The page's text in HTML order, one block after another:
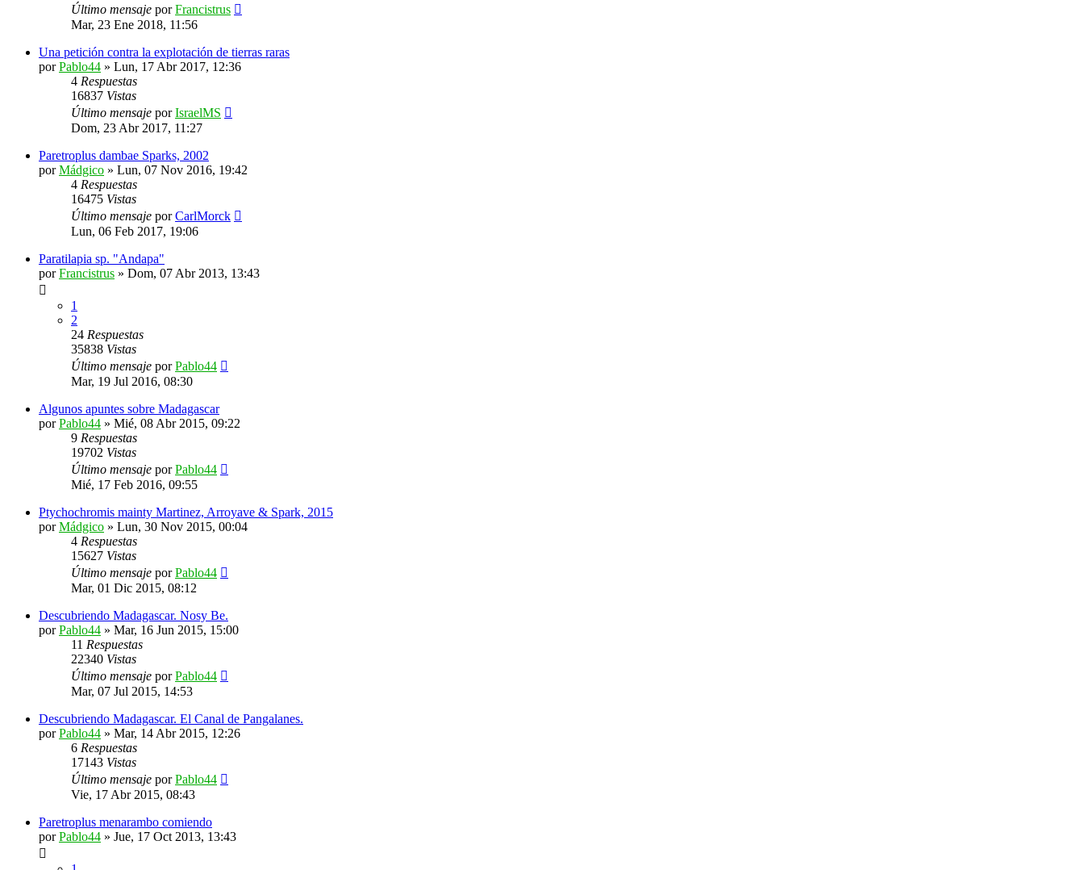
Último mensaje porFrancistrus
Mar, 23 Ene 2018, 11:56
Una petición contra la explotación de tierras raras
porPablo44 » Lun, 17 Abr 2017, 12:36
4 Respuestas
16837 Vistas
Último mensaje porIsraelMS
Dom, 23 Abr 2017, 11:27
Paretroplus dambae Sparks, 2002
porMádgico » Lun, 07 Nov 2016, 19:42
4 Respuestas
16475 Vistas
Último mensaje porCarlMorck
Lun, 06 Feb 2017, 19:06
Paratilapia sp. "Andapa"
porFrancistrus » Dom, 07 Abr 2013, 13:43
1
2
24 Respuestas
35838 Vistas
Último mensaje porPablo44
Mar, 19 Jul 2016, 08:30
Algunos apuntes sobre Madagascar
porPablo44 » Mié, 08 Abr 2015, 09:22
9 Respuestas
19702 Vistas
Último mensaje porPablo44
Mié, 17 Feb 2016, 09:55
Ptychochromis mainty Martinez, Arroyave & Spark, 2015
porMádgico » Lun, 30 Nov 2015, 00:04
4 Respuestas
15627 Vistas
Último mensaje porPablo44
Mar, 01 Dic 2015, 08:12
Descubriendo Madagascar. Nosy Be.
porPablo44 » Mar, 16 Jun 2015, 15:00
11 Respuestas
22340 Vistas
Último mensaje porPablo44
Mar, 07 Jul 2015, 14:53
Descubriendo Madagascar. El Canal de Pangalanes.
porPablo44 » Mar, 14 Abr 2015, 12:26
6 Respuestas
17143 Vistas
Último mensaje porPablo44
Vie, 17 Abr 2015, 08:43
Paretroplus menarambo comiendo
porPablo44 » Jue, 17 Oct 2013, 13:43